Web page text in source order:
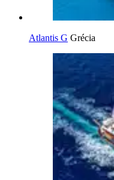
Atlantis G Grécia